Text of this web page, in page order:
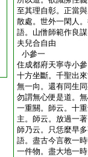
至其理自彰。正當
散處。世外一閑人
語。山僧師範作良
夫兒合自由
小參一
住成都府天寧寺小
十方坐斷。千聖出
無一向。還有同生
勿謂無心便是道。
一重關。師云。十
主。師云。放過一
師乃云。只恁麼早
語。盡古今言教一
一件物。盡大地一